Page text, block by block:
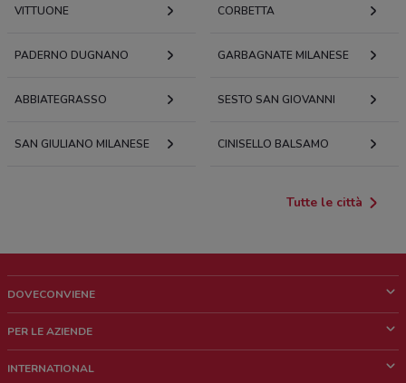
VITTUONE CORBETTA
PADERNO DUGNANO GARBAGNATE MILANESE
ABBIATEGRASSO SESTO SAN GIOVANNI
SAN GIULIANO MILANESE CINISELLO BALSAMO
Tutte le città
DOVECONVIENE
Chi siamo
PER LE AZIENDE
INTERNATIONAL